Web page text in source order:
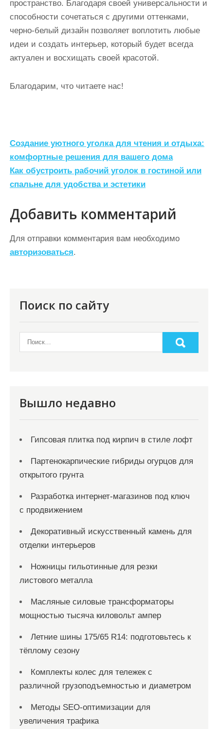
пространство. Благодаря своей универсальности и
способности сочетаться с другими оттенками,
черно-белый дизайн позволяет воплотить любые
идеи и создать интерьер, который будет всегда
актуален и восхищать своей красотой.
Благодарим, что читаете нас!
Н
а
в
и
г
а
ц
и
м
Создание уютного уголка для чтения и отдыха:
комфортные решения для вашего дома
Как обустроить рабочий уголок в гостиной или
спальне для удобства и эстетики
Добавить комментарий
Для отправки комментария вам необходимо
авторизоваться.
Поиск по сайту
Вышло недавно
Гипсовая плитка под кирпич в стиле лофт
Партенокарпические гибриды огурцов для
открытого грунта
Разработка интернет-магазинов под ключ
с продвижением
Декоративный искусственный камень для
отделки интерьеров
Ножницы гильотинные для резки
листового металла
Масляные силовые трансформаторы
мощностью тысяча киловольт ампер
Летние шины 175/65 R14: подготовьтесь к
тёплому сезону
Комплекты колес для тележек с
различной грузоподъемностью и диаметром
Методы SEO-оптимизации для
увеличения трафика